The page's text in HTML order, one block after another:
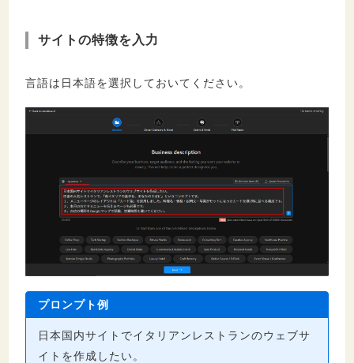
サイトの特徴を入力
言語は日本語を選択しておいてください。
プロンプト例
日本国内サイトでイタリアンレストランのウェブサ
イトを作成したい。